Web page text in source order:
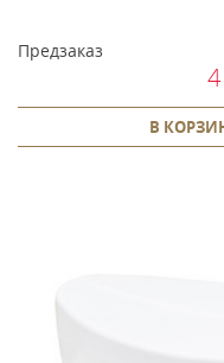
Предзаказ
В